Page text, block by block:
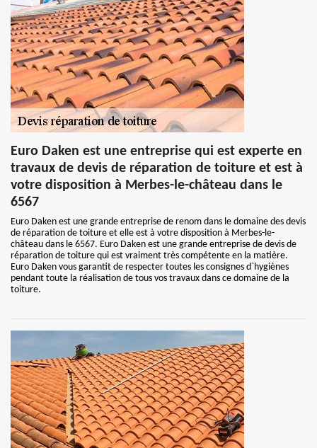
Euro Daken est une entreprise qui est experte en
travaux de devis de réparation de toiture et est à
votre disposition à Merbes-le-château dans le
6567
Euro Daken est une grande entreprise de renom dans le domaine des devis
de réparation de toiture et elle est à votre disposition à Merbes-le-
château dans le 6567. Euro Daken est une grande entreprise de devis de
réparation de toiture qui est vraiment très compétente en la matière.
Euro Daken vous garantit de respecter toutes les consignes d`hygiènes
pendant toute la réalisation de tous vos travaux dans ce domaine de la
toiture.